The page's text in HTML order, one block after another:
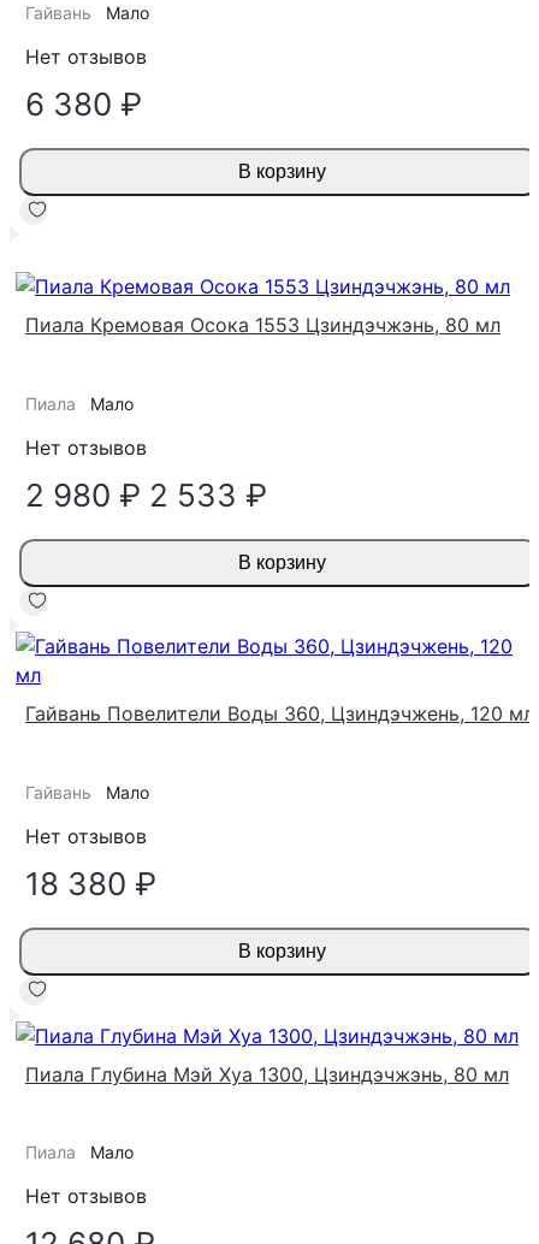
Гайвань Мало
Нет отзывов
6 380 ₽
В корзину
Пиала Кремовая Осока 1553 Цзиндэчжэнь, 80 мл
Пиала Мало
Нет отзывов
2 980 ₽ 2 533 ₽
В корзину
Гайвань Повелители Воды 360, Цзиндэчжень, 120 мл
Гайвань Мало
Нет отзывов
18 380 ₽
В корзину
Пиала Глубина Мэй Хуа 1300, Цзиндэчжэнь, 80 мл
Пиала Мало
Нет отзывов